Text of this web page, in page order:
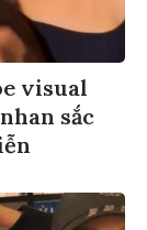
visual
sắc